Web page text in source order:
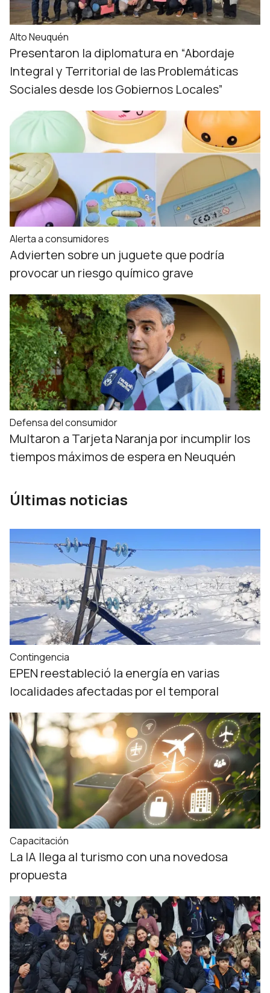
Alto Neuquén
Presentaron la diplomatura en “Abordaje
Integral y Territorial de las Problemáticas
Sociales desde los Gobiernos Locales”
Alerta a consumidores
Advierten sobre un juguete que podría
provocar un riesgo químico grave
Defensa del consumidor
Multaron a Tarjeta Naranja por incumplir los
tiempos máximos de espera en Neuquén
Últimas noticias
Contingencia
EPEN reestableció la energía en varias
localidades afectadas por el temporal
Capacitación
La IA llega al turismo con una novedosa
propuesta